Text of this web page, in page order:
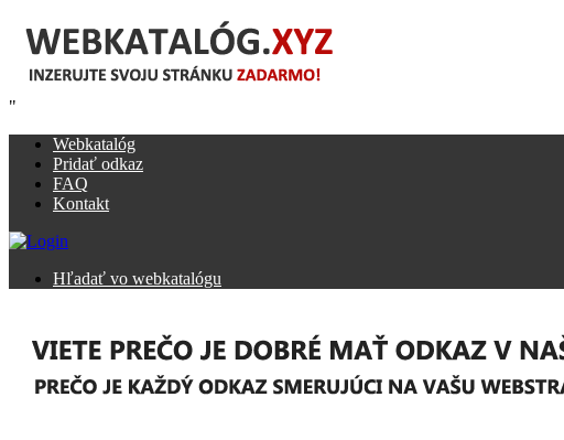
"
Webkatalóg
Pridať odkaz
FAQ
Kontakt
Hľadať vo webkatalógu